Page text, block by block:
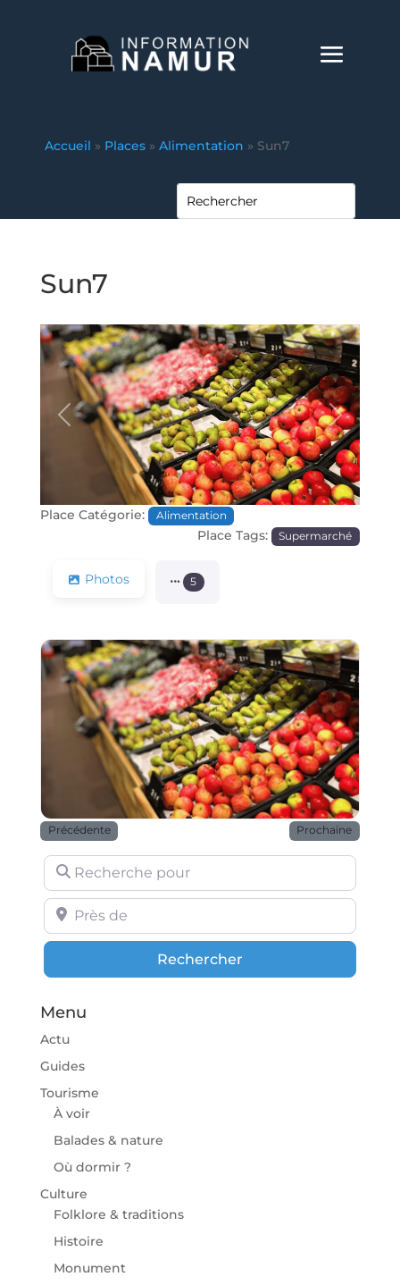
Accueil » Places » Alimentation » Sun7
Sun7
Précédente Prochaine
Place Catégorie: Alimentation
Place Tags: Supermarché
Photos 5
Précédente Prochaine
Recherche pour
Près de
RechercherRechercher
Menu
Actu
Guides
Tourisme
À voir
Balades & nature
Où dormir ?
Culture
Folklore & traditions
Histoire
Monument